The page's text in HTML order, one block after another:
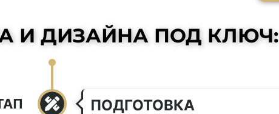
И ДИЗАЙНА ПОД КЛЮЧ:
ПОДГОТОВКА